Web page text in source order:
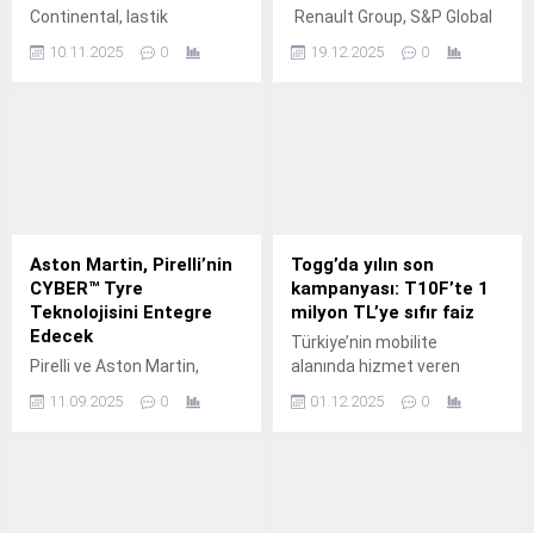
Continental, lastik
geri dönüştürülmüş
10.11.2025 0
Renault Group, S&P Global
uzun vadeli kredi notunu
19.12.2025 0
Aston Martin, Pirelli’nin
CYBER™ Tyre
Teknolojisini Entegre
Edecek
Pirelli ve Aston Martin,
özel Cyber™ Tyre
11.09.2025 0
Togg’da yılın son
kampanyası: T10F’te 1
milyon TL’ye sıfır faiz
Türkiye’nin mobilite
alanında hizmet veren
Togg, aralık ayında da
01.12.2025 0